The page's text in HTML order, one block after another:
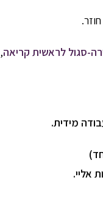
סגול לראשית קריאה,
מידית.
אליי.